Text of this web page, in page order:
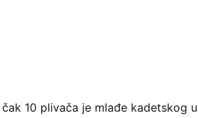
10 plivača je mlađe kadetskog